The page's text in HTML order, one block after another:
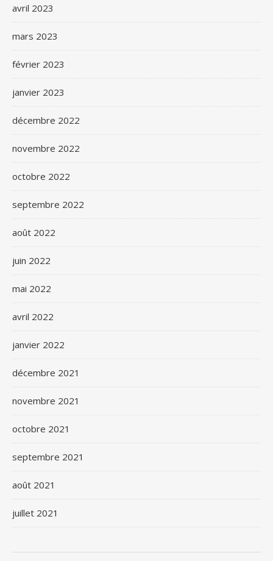
avril 2023
mars 2023
février 2023
janvier 2023
décembre 2022
novembre 2022
octobre 2022
septembre 2022
août 2022
juin 2022
mai 2022
avril 2022
janvier 2022
décembre 2021
novembre 2021
octobre 2021
septembre 2021
août 2021
juillet 2021